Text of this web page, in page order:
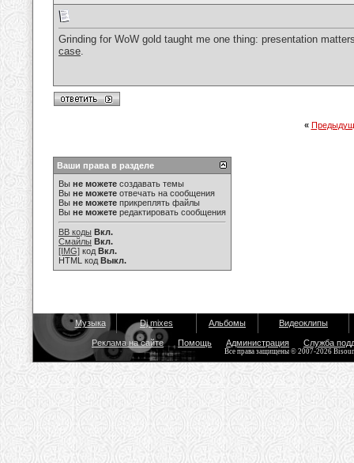
Grinding for WoW gold taught me one thing: presentation
case.
«
Ваши права в разделе
Вы не можете создавать темы
Вы не можете отвечать на сообщения
Вы не можете прикреплять файлы
Вы не можете редактировать сообщения
BB коды Вкл.
Смайлы Вкл.
[IMG] код Вкл.
HTML код Выкл.
Музыка Dj mixes Альбомы Видеоклипы
Реклама на сайте Помощь Администрация Служба
Все права защищены © 2007-2026